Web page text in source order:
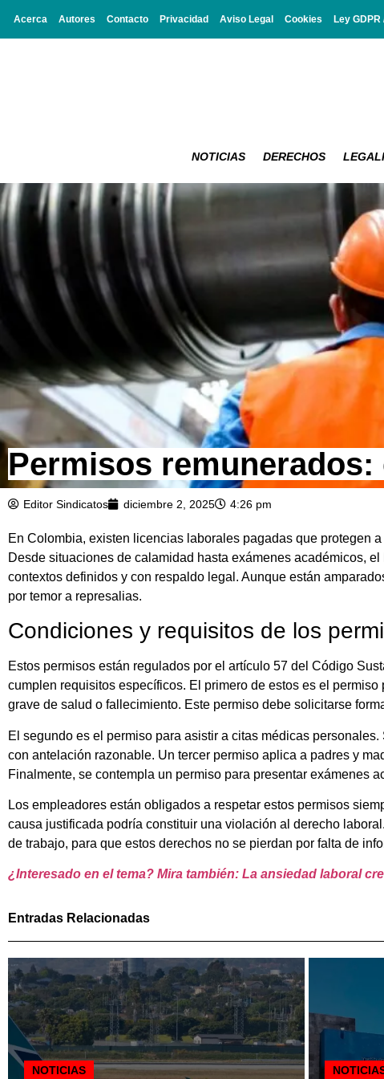
Acerca Autores Contacto Privacidad Aviso Legal Cookies Ley GDPR
NOTICIAS DERECHOS
Permisos
Editor Sindicatos diciembre 2, 2025 4:26 pm
En Colombia, existen licencias laborales pagadas que protegen
Desde situaciones de calamidad hasta exámenes académicos,
contextos definidos y con respaldo legal. Aunque están
por temor a represalias.
Condiciones y requisitos de los
Estos permisos están regulados por el artículo 57 del Código
cumplen requisitos específicos. El primero de estos es el
grave de salud o fallecimiento. Este permiso debe solicitarse
El segundo es el permiso para asistir a citas médicas
con antelación razonable. Un tercer permiso aplica a padres y
Finalmente, se contempla un permiso para presentar exámenes
Los empleadores están obligados a respetar estos permisos
causa justificada podría constituir una violación al derecho
de trabajo, para que estos derechos no se pierdan por falta de
¿Interesado en el tema? Mira también: La ansiedad laboral
Entradas Relacionadas
NOTICIAS